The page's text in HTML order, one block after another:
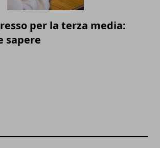
per la terza media:
sapere